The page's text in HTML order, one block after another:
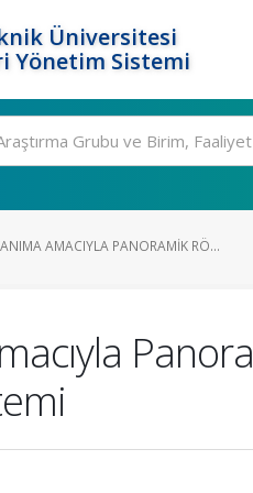
Üniversitesi
Yönetim Sistemi
AMACIYLA PANORAMIK RÖ...